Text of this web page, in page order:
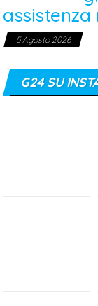
assistenza
5 Agosto 2026
G24 SU